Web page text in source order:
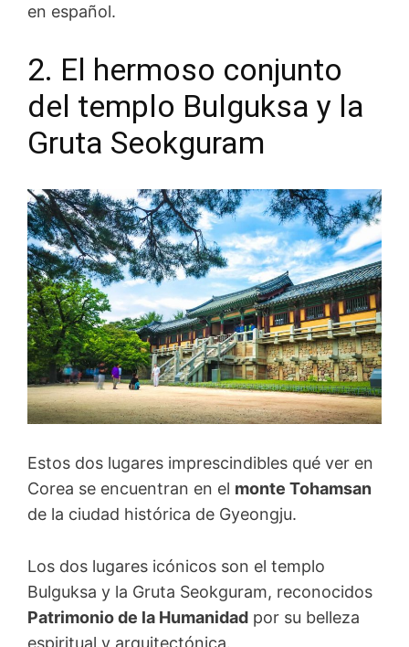
en español.
2. El hermoso conjunto
del templo Bulguksa y la
Gruta Seokguram
Estos dos lugares imprescindibles qué ver en
Corea se encuentran en el monte Tohamsan
de la ciudad histórica de Gyeongju.
Los dos lugares icónicos son el templo
Bulguksa y la Gruta Seokguram, reconocidos
Patrimonio de la Humanidad por su belleza
espiritual y arquitectónica.